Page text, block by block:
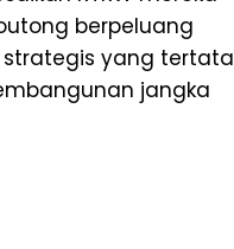
berpeluang
strategis yang tertata
jangka